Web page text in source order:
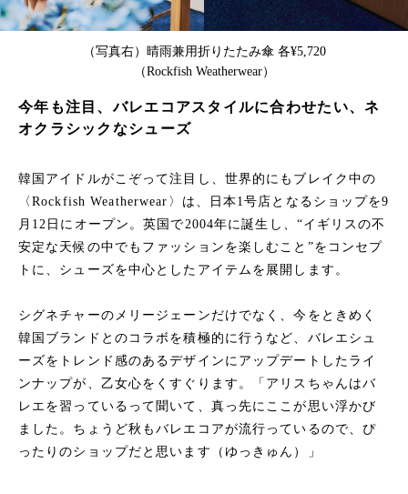
今年も注目、バレエコアスタイルに合わせたい、ネ
オクラシックなシューズ
韓国アイドルがこぞって注目し、世界的にもブレイク中の
〈Rockfish Weatherwear〉は、日本1号店となるショップを9
月12日にオープン。英国で2004年に誕生し、“イギリスの不
安定な天候の中でもファッションを楽しむこと”をコンセプ
トに、シューズを中心としたアイテムを展開します。
シグネチャーのメリージェーンだけでなく、今をときめく
韓国ブランドとのコラボを積極的に行うなど、バレエシュ
ーズをトレンド感のあるデザインにアップデートしたライ
ンナップが、乙女心をくすぐります。「アリスちゃんはバ
レエを習っているって聞いて、真っ先にここが思い浮かび
ました。ちょうど秋もバレエコアが流行っているので、ぴ
ったりのショップだと思います（ゆっきゅん）」
（写真右）晴雨兼用折りたたみ傘 各¥5,720
（Rockfish Weatherwear）